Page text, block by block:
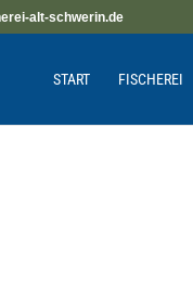
alt-schwerin.de
START FISCHEREI